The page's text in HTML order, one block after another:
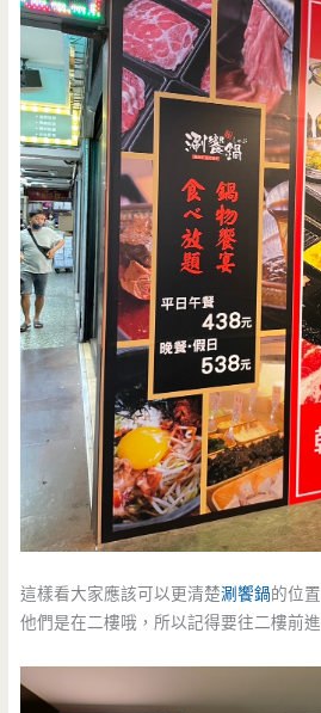
這樣看大家應該可以更清楚涮饗鍋的位置
他們是在二樓哦，所以記得要往二樓前進